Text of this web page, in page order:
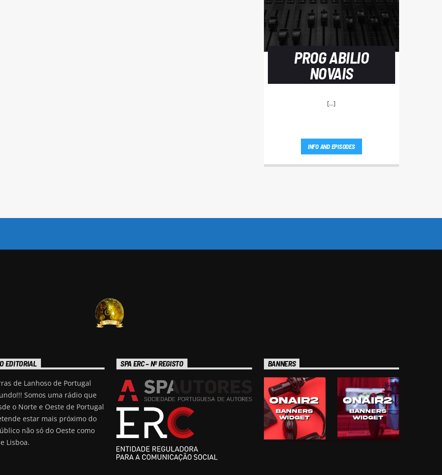
PROG ABILIO
NOVAIS
[...]
INFO AND EPISODES
EDITORIAL
de Lanhoso de Portugal
Somos uma rádio que
o Norte e Oeste de Portugal
estar mais próximo do
não só do Oeste como
Lisboa.
SPA ERC – Nº REGISTO BANNERS